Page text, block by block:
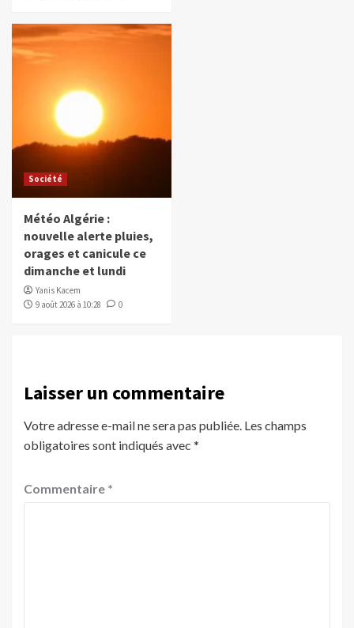
Société
Météo Algérie :
nouvelle alerte pluies,
orages et canicule ce
dimanche et lundi
Yanis Kacem
9 août 2026 à 10:28
0
Laisser un commentaire
Votre adresse e-mail ne sera pas publiée. Les champs
obligatoires sont indiqués avec *
Commentaire *